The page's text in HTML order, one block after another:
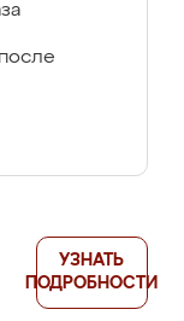
УЗНАТЬ
ПОДРОБНОСТИ